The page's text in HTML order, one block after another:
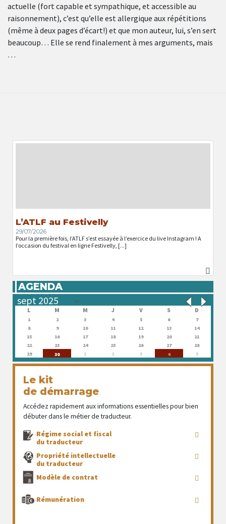
actuelle (fort capable et sympathique, et accessible au
raisonnement), c’est qu’elle est allergique aux répétitions
(même à deux pages d’écart!) et que mon auteur, lui, s’en sert
beaucoup… Elle se rend finalement à mes arguments, mais
…
L’ATLF au Festivelly
29/07/2026
Pour la première fois, l’ATLF s’est essayée à l’exercice du live Instagram ! A
l’occasion du festival en ligne Festivelly, [...]
AGENDA
L M M J V S D
1 2 3 4 5 6
7
8
9 10 11 12 13
14
15
16 17 18 19 20
21
22
23 24 25 26 27
28
29
30 1 2 3 4 5
Le kit
de démarrage
Accédez rapidement aux informations essentielles pour bien
débuter dans le métier de traducteur.
Régime social et fiscal
du traducteur
Propriété intellectuelle
du traducteur
Modèle de contrat
Rémunération